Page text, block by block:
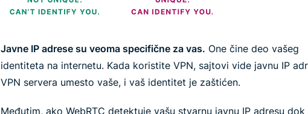
Javne IP adrese su veoma specifične za vas. One čine deo vašeg
identiteta na internetu. Kada koristite VPN, sajtovi vide javnu IP
VPN servera umesto vaše, i vaš identitet je zaštićen.
Međutim, ako WebRTC detektuje vašu stvarnu javnu IP adresu dok